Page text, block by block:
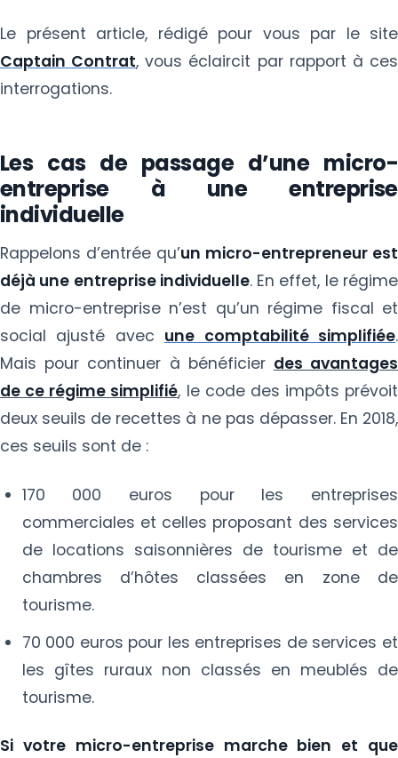
Le présent article, rédigé pour vous par le site
Captain Contrat, vous éclaircit par rapport à ces
interrogations.
Les cas de passage d’une micro-
entreprise à une entreprise
individuelle
Rappelons d’entrée qu’un micro-entrepreneur est
déjà une entreprise individuelle. En effet, le régime
de micro-entreprise n’est qu’un régime fiscal et
social ajusté avec une comptabilité simplifiée.
Mais pour continuer à bénéficier des avantages
de ce régime simplifié, le code des impôts prévoit
deux seuils de recettes à ne pas dépasser. En 2018,
ces seuils sont de :
170 000 euros pour les entreprises
commerciales et celles proposant des services
de locations saisonnières de tourisme et de
chambres d’hôtes classées en zone de
tourisme.
70 000 euros pour les entreprises de services et
les gîtes ruraux non classés en meublés de
tourisme.
Si votre micro-entreprise marche bien et que